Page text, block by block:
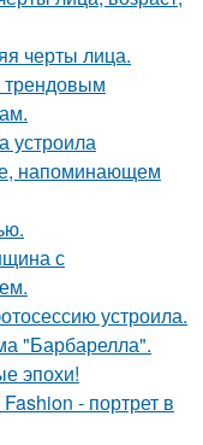
черты лица.
трендовым
устроила
напоминающем
с
устроила.
"Барбарелла".
эпохи!
- портрет в